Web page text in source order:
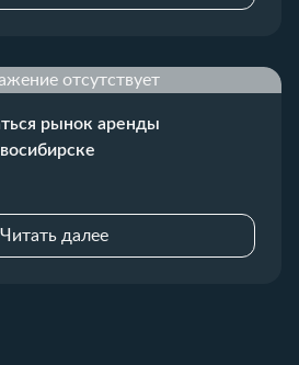
отсутствует
рынок аренды
Читать далее